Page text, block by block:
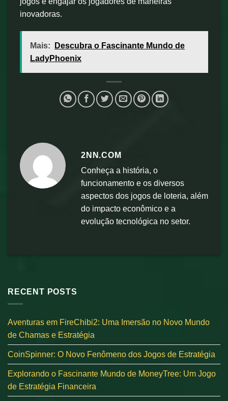
inovadoras.
Mais:
Descubra o Fascinante Mundo de
LadyPhoenix
2NN.COM
Conheça a história, o
funcionamento e os diversos
aspectos dos jogos de loteria, além
do impacto econômico e a
evolução tecnológica no setor.
RECENT POSTS
Aventuras em FireChibi2: Uma Imersão no Novo Mundo
de Chamas e Estratégia
CoinSpinner: O Novo Fenômeno dos Jogos de Estratégia
Explorando o Fascinante Mundo de MoneyTree: Um Jogo
de Estratégia Financeira